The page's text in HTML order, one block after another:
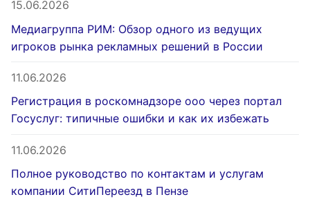
15.06.2026
Медиагруппа РИМ: Обзор одного из ведущих
игроков рынка рекламных решений в России
11.06.2026
Регистрация в роскомнадзоре ооо через портал
Госуслуг: типичные ошибки и как их избежать
11.06.2026
Полное руководство по контактам и услугам
компании СитиПереезд в Пензе